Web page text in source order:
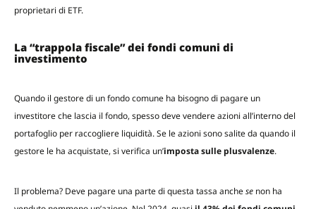
proprietari di ETF.
La “trappola fiscale” dei fondi comuni di
investimento
Quando il gestore di un fondo comune ha bisogno di pagare un
investitore che lascia il fondo, spesso deve vendere azioni all’interno del
portafoglio per raccogliere liquidità. Se le azioni sono salite da quando il
gestore le ha acquistate, si verifica un’imposta sulle plusvalenze.
Il problema? Deve pagare una parte di questa tassa anchese non ha